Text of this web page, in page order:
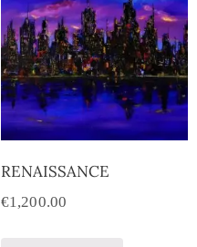
RENAISSANCE
€1,200.00